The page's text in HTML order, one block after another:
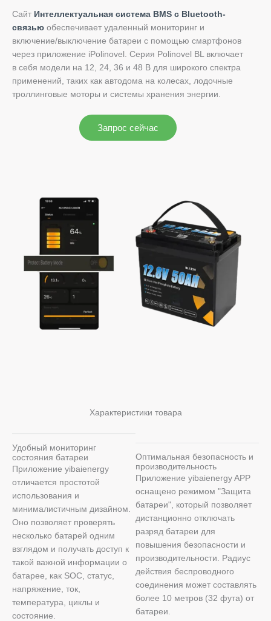
Сайт Интеллектуальная система BMS с Bluetooth-
связью обеспечивает удаленный мониторинг и
включение/выключение батареи с помощью смартфонов
через приложение iPolinovel. Серия Polinovel BL включает
в себя модели на 12, 24, 36 и 48 В для широкого спектра
применений, таких как автодома на колесах, лодочные
троллинговые моторы и системы хранения энергии.
Запрос сейчас
Характеристики товара
Удобный мониторинг
состояния батареи
Приложение yibaienergy
отличается простотой
использования и
минималистичным дизайном.
Оно позволяет проверять
несколько батарей одним
взглядом и получать доступ к
такой важной информации о
батарее, как SOC, статус,
напряжение, ток,
температура, циклы и
состояние.
Оптимальная безопасность и
производительность
Приложение yibaienergy APP
оснащено режимом "Защита
батареи", который позволяет
дистанционно отключать
разряд батареи для
повышения безопасности и
производительности. Радиус
действия беспроводного
соединения может составлять
более 10 метров (32 фута) от
батареи.